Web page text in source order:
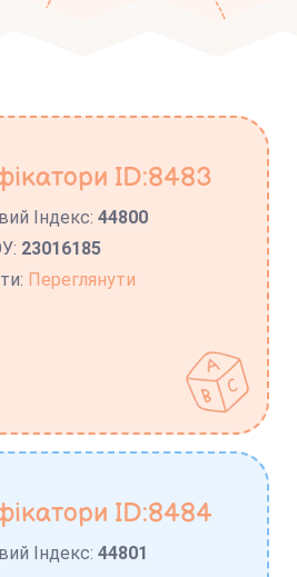
ID:8483
Індекс:44800
23016185
Переглянути
ID:8484
Індекс:44801